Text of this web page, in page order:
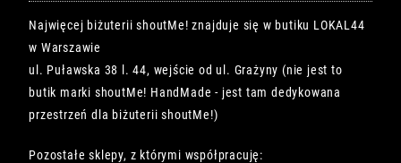
Najwięcej biżuterii shoutMe! znajduje się w butiku LOKAL44
w Warszawie
ul. Puławska 38 l. 44, wejście od ul. Grażyny (nie jest to
butik marki shoutMe! HandMade - jest tam dedykowana
przestrzeń dla biżuterii shoutMe!)
Pozostałe sklepy, z którymi współpracuję: